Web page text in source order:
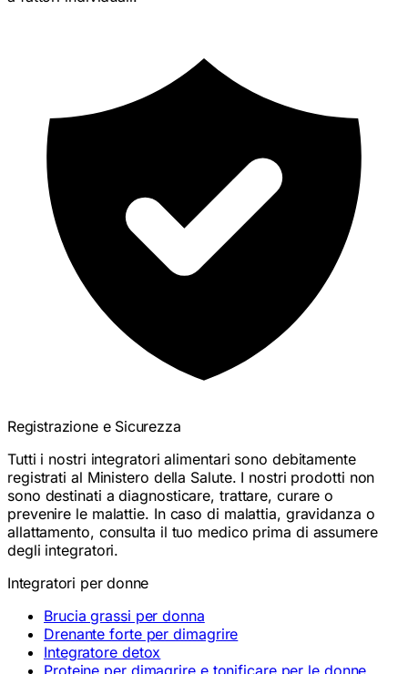
Registrazione e Sicurezza
Tutti i nostri integratori alimentari sono debitamente
registrati al Ministero della Salute. I nostri prodotti non
sono destinati a diagnosticare, trattare, curare o
prevenire le malattie. In caso di malattia, gravidanza o
allattamento, consulta il tuo medico prima di assumere
degli integratori.
Integratori per donne
Brucia grassi per donna
Drenante forte per dimagrire
Integratore detox
Proteine per dimagrire e tonificare per le donne